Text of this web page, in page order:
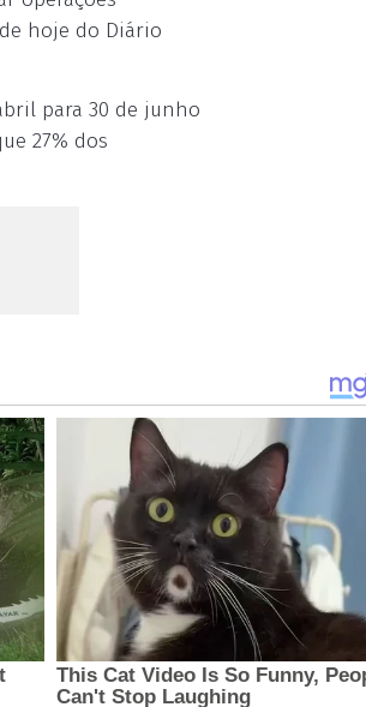
hoje do Diário
para 30 de junho
27% dos